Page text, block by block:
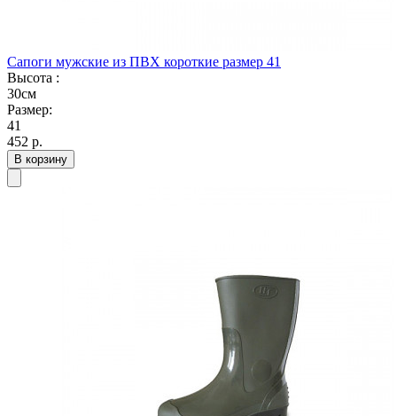
Сапоги мужские из ПВХ короткие размер 41
Высота :
30см
Размер:
41
452 р.
В корзину